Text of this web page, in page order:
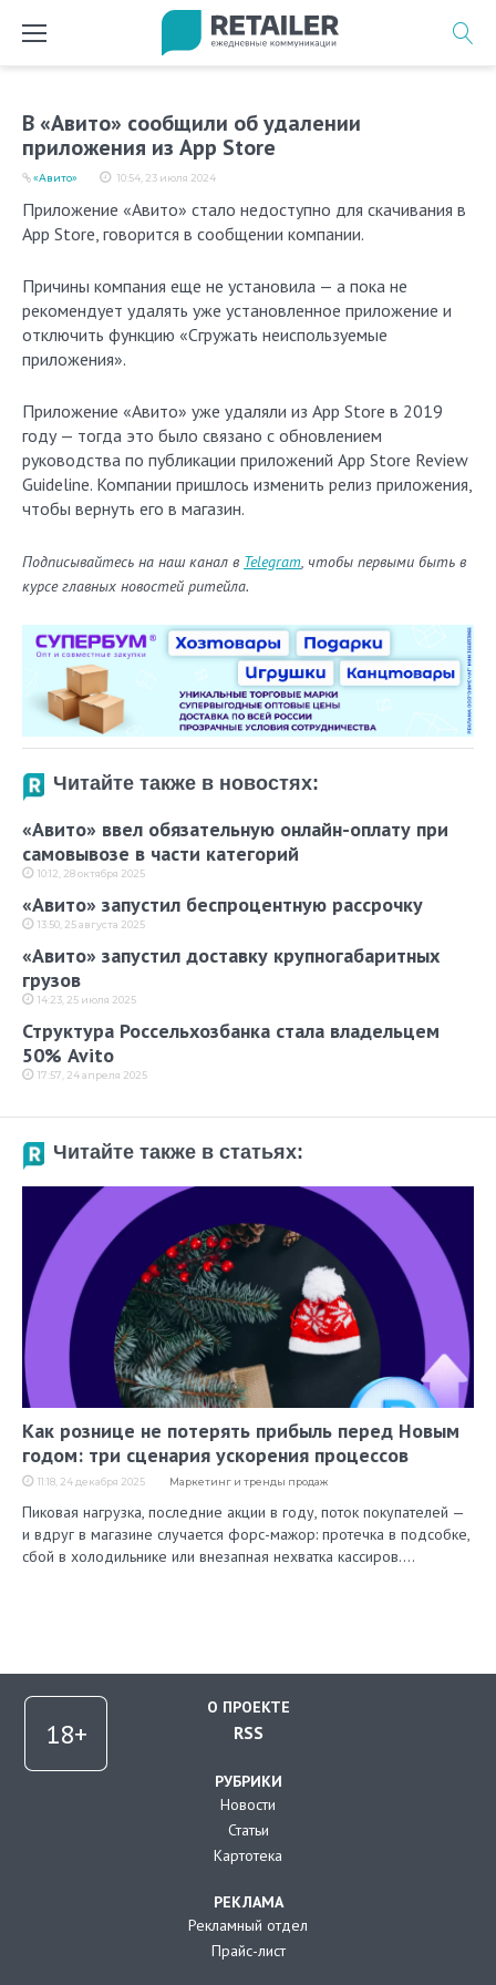
В «Авито» сообщили об удалении
приложения из App Store
10:54, 23 июля 2024
«Авито»
Приложение «Авито» стало недоступно для скачивания в
App Store, говорится в сообщении компании.
Причины компания еще не установила — а пока не
рекомендует удалять уже установленное приложение и
отключить функцию «Сгружать неиспользуемые
приложения».
Приложение «Авито» уже удаляли из App Store в 2019
году — тогда это было связано с обновлением
руководства по публикации приложений App Store Review
Guideline. Компании пришлось изменить релиз приложения,
чтобы вернуть его в магазин.
Подписывайтесь на наш канал в Telegram, чтобы первыми быть в
курсе главных новостей ритейла.
Читайте также в новостях:
«Авито» ввел обязательную онлайн-оплату при
самовывозе в части категорий
10:12, 28 октября 2025
«Авито» запустил беспроцентную рассрочку
13:50, 25 августа 2025
«Авито» запустил доставку крупногабаритных
грузов
14:23, 25 июля 2025
Структура Россельхозбанка стала владельцем
50% Avito
17:57, 24 апреля 2025
Читайте также в статьях:
Как рознице не потерять прибыль перед Новым
годом: три сценария ускорения процессов
11:18, 24 декабря 2025 Маркетинг и тренды продаж
Пиковая нагрузка, последние акции в году, поток покупателей —
и вдруг в магазине случается форс-мажор: протечка в подсобке,
сбой в холодильнике или внезапная нехватка кассиров.…
О ПРОЕКТЕ
RSS
РУБРИКИ
Новости
Статьи
Картотека
РЕКЛАМА
Рекламный отдел
Прайс-лист